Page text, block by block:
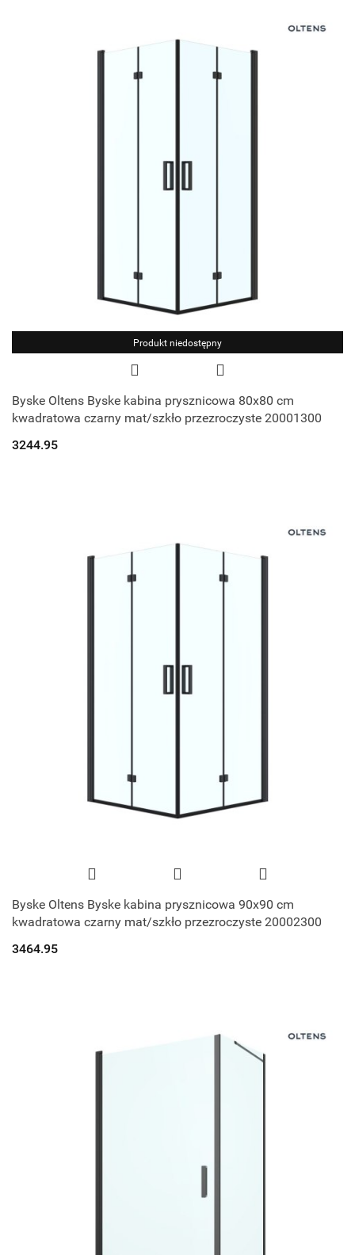
Produkt niedostępny
Byske Oltens Byske kabina prysznicowa 80x80 cm
kwadratowa czarny mat/szkło przezroczyste 20001300
3244.95
Byske Oltens Byske kabina prysznicowa 90x90 cm
kwadratowa czarny mat/szkło przezroczyste 20002300
3464.95